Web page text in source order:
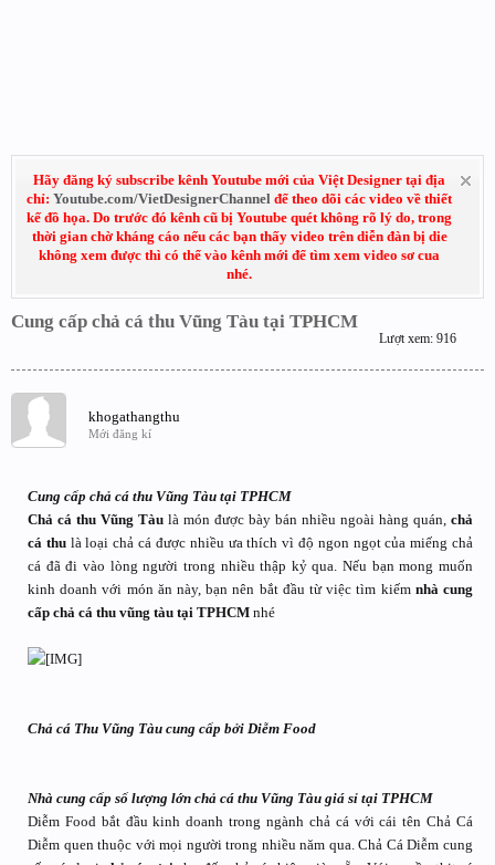
Hãy đăng ký subscribe kênh Youtube mới của Việt Designer tại địa
chỉ: Youtube.com/VietDesignerChannel để theo dõi các video về thiết
kế đồ họa. Do trước đó kênh cũ bị Youtube quét không rõ lý do, trong
thời gian chờ kháng cáo nếu các bạn thấy video trên diễn đàn bị die
không xem được thì có thể vào kênh mới để tìm xem video sơ cua
nhé.
Cung cấp chả cá thu Vũng Tàu tại TPHCM
Lượt xem: 916
khogathangthu
Mới đăng kí
Cung cấp chả cá thu Vũng Tàu tại TPHCM
Chả cá thu Vũng Tàu là món được bày bán nhiều ngoài hàng quán, chả
cá thulà loại chả cá được nhiều ưa thích vì độ ngon ngọt của miếng chả
cá đã đi vào lòng người trong nhiều thập kỷ qua. Nếu bạn mong muốn
kinh doanh với món ăn này, bạn nên bắt đầu từ việc tìm kiếm nhà cung
cấp chả cá thu vũng tàu tại TPHCM nhé
Chả cá Thu Vũng Tàu cung cấp bởi Diễm Food
Nhà cung cấp số lượng lớn chả cá thu Vũng Tàu giá sỉ tại TPHCM
Diễm Food bắt đầu kinh doanh trong ngành chả cá với cái tên Chả Cá
Diễm quen thuộc với mọi người trong nhiều năm qua. Chả Cá Diễm cung